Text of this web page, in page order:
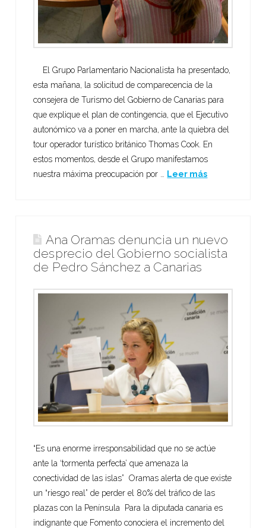
El Grupo Parlamentario Nacionalista ha presentado,
esta mañana, la solicitud de comparecencia de la
consejera de Turismo del Gobierno de Canarias para
que explique el plan de contingencia, que el Ejecutivo
autonómico va a poner en marcha, ante la quiebra del
tour operador turístico británico Thomas Cook. En
estos momentos, desde el Grupo manifestamos
nuestra máxima preocupación por …
Leer más
Ana Oramas denuncia un nuevo
desprecio del Gobierno socialista
de Pedro Sánchez a Canarias
“Es una enorme irresponsabilidad que no se actúe
ante la ‘tormenta perfecta’ que amenaza la
conectividad de las islas” Oramas alerta de que existe
un “riesgo real” de perder el 80% del tráfico de las
plazas con la Península Para la diputada canaria es
indignante que Fomento conociera el incremento del